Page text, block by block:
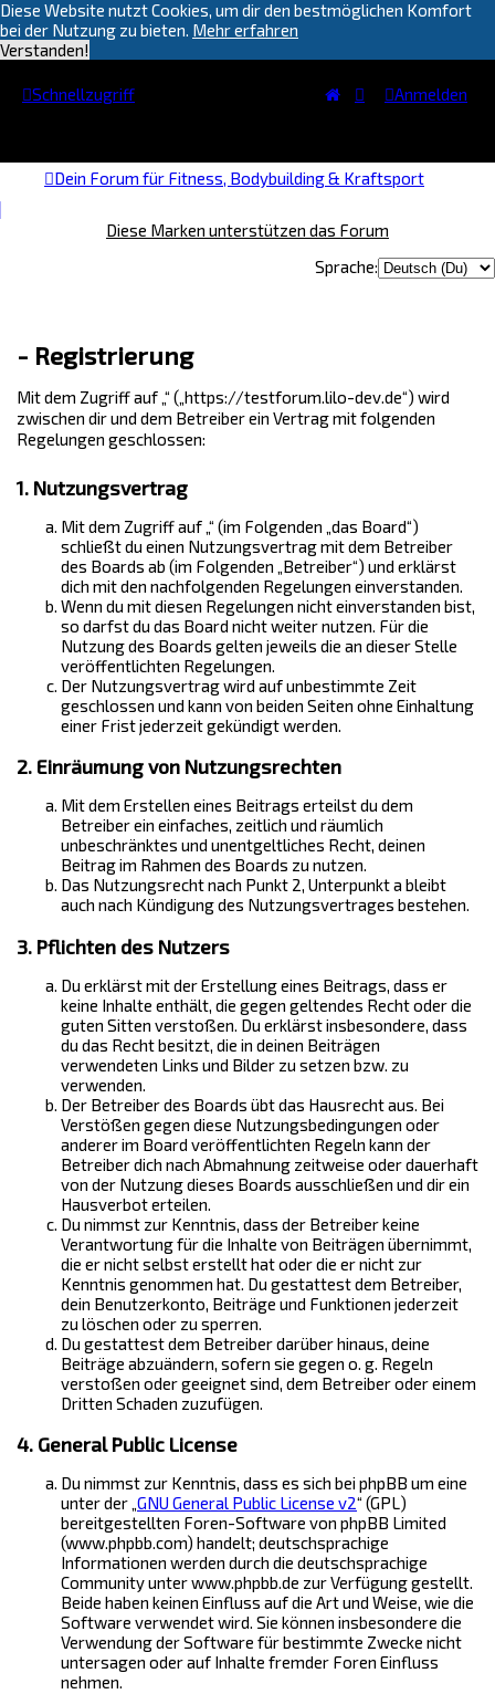
Diese Website nutzt Cookies, um dir den bestmöglichen Komfort
bei der Nutzung zu bieten. Mehr erfahren
Verstanden!
Schnellzugriff Anmelden
Dein Forum für Fitness, Bodybuilding & Kraftsport
Diese Marken unterstützen das Forum
Sprache:
- Registrierung
Mit dem Zugriff auf „“ („https://testforum.lilo-dev.de“) wird
zwischen dir und dem Betreiber ein Vertrag mit folgenden
Regelungen geschlossen:
1. Nutzungsvertrag
Mit dem Zugriff auf „“ (im Folgenden „das Board“)
schließt du einen Nutzungsvertrag mit dem Betreiber
des Boards ab (im Folgenden „Betreiber“) und erklärst
dich mit den nachfolgenden Regelungen einverstanden.
Wenn du mit diesen Regelungen nicht einverstanden bist,
so darfst du das Board nicht weiter nutzen. Für die
Nutzung des Boards gelten jeweils die an dieser Stelle
veröffentlichten Regelungen.
Der Nutzungsvertrag wird auf unbestimmte Zeit
geschlossen und kann von beiden Seiten ohne Einhaltung
einer Frist jederzeit gekündigt werden.
2. Einräumung von Nutzungsrechten
Mit dem Erstellen eines Beitrags erteilst du dem
Betreiber ein einfaches, zeitlich und räumlich
unbeschränktes und unentgeltliches Recht, deinen
Beitrag im Rahmen des Boards zu nutzen.
Das Nutzungsrecht nach Punkt 2, Unterpunkt a bleibt
auch nach Kündigung des Nutzungsvertrages bestehen.
3. Pflichten des Nutzers
Du erklärst mit der Erstellung eines Beitrags, dass er
keine Inhalte enthält, die gegen geltendes Recht oder die
guten Sitten verstoßen. Du erklärst insbesondere, dass
du das Recht besitzt, die in deinen Beiträgen
verwendeten Links und Bilder zu setzen bzw. zu
verwenden.
Der Betreiber des Boards übt das Hausrecht aus. Bei
Verstößen gegen diese Nutzungsbedingungen oder
anderer im Board veröffentlichten Regeln kann der
Betreiber dich nach Abmahnung zeitweise oder dauerhaft
von der Nutzung dieses Boards ausschließen und dir ein
Hausverbot erteilen.
Du nimmst zur Kenntnis, dass der Betreiber keine
Verantwortung für die Inhalte von Beiträgen übernimmt,
die er nicht selbst erstellt hat oder die er nicht zur
Kenntnis genommen hat. Du gestattest dem Betreiber,
dein Benutzerkonto, Beiträge und Funktionen jederzeit
zu löschen oder zu sperren.
Du gestattest dem Betreiber darüber hinaus, deine
Beiträge abzuändern, sofern sie gegen o. g. Regeln
verstoßen oder geeignet sind, dem Betreiber oder einem
Dritten Schaden zuzufügen.
4. General Public License
Du nimmst zur Kenntnis, dass es sich bei phpBB um eine
unter der „GNU General Public License v2“ (GPL)
bereitgestellten Foren-Software von phpBB Limited
(www.phpbb.com) handelt; deutschsprachige
Informationen werden durch die deutschsprachige
Community unter www.phpbb.de zur Verfügung gestellt.
Beide haben keinen Einfluss auf die Art und Weise, wie die
Software verwendet wird. Sie können insbesondere die
Verwendung der Software für bestimmte Zwecke nicht
untersagen oder auf Inhalte fremder Foren Einfluss
nehmen.